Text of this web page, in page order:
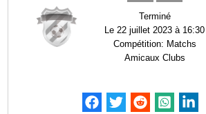
Terminé
Le22 juillet 2023 à 16:30
Compétition: Matchs
Amicaux Clubs